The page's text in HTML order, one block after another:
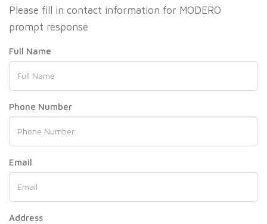
Please fill in contact information for MODERO
prompt response
Full Name
Phone Number
Email
Address